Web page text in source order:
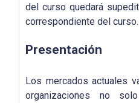
del curso quedará
correspondiente del curso.
Presentación
Los mercados actuales
organizaciones no